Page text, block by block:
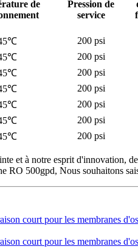
de
Pression de
service
200 psi
200 psi
200 psi
200 psi
200 psi
200 psi
200 psi
et à notre esprit d'innovation,
RO 500gpd, Nous souhaitons